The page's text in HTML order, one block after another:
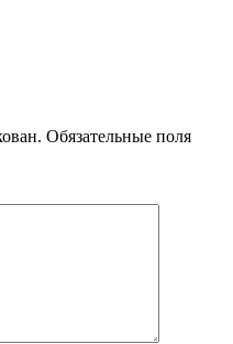
Обязательные поля